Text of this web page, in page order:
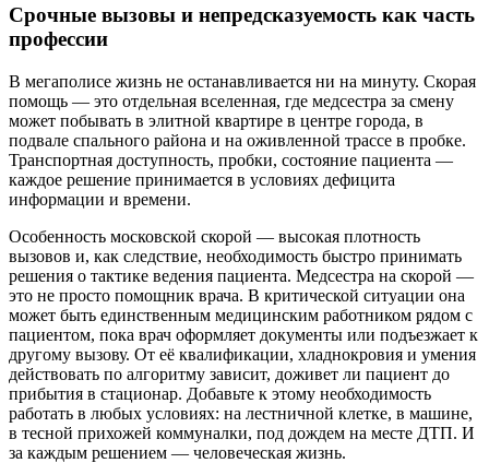
Срочные вызовы и непредсказуемость как часть
профессии
В мегаполисе жизнь не останавливается ни на минуту. Скорая
помощь — это отдельная вселенная, где медсестра за смену
может побывать в элитной квартире в центре города, в
подвале спального района и на оживленной трассе в пробке.
Транспортная доступность, пробки, состояние пациента —
каждое решение принимается в условиях дефицита
информации и времени.
Особенность московской скорой — высокая плотность
вызовов и, как следствие, необходимость быстро принимать
решения о тактике ведения пациента. Медсестра на скорой —
это не просто помощник врача. В критической ситуации она
может быть единственным медицинским работником рядом с
пациентом, пока врач оформляет документы или подъезжает к
другому вызову. От её квалификации, хладнокровия и умения
действовать по алгоритму зависит, доживет ли пациент до
прибытия в стационар. Добавьте к этому необходимость
работать в любых условиях: на лестничной клетке, в машине,
в тесной прихожей коммуналки, под дождем на месте ДТП. И
за каждым решением — человеческая жизнь.